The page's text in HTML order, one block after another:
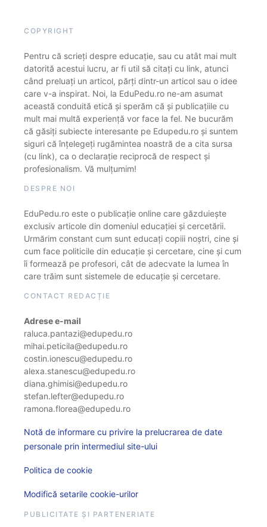
COPYRIGHT
Pentru că scrieți despre educație, sau cu atât mai mult
datorită acestui lucru, ar fi util să citați cu link, atunci
când preluați un articol, părți dintr-un articol sau o idee
care v-a inspirat. Noi, la EduPedu.ro ne-am asumat
această conduită etică și sperăm că și publicațiile cu
mult mai multă experiență vor face la fel. Ne bucurăm
că găsiți subiecte interesante pe Edupedu.ro și suntem
siguri că înțelegeți rugămintea noastră de a cita sursa
(cu link), ca o declarație reciprocă de respect și
profesionalism. Vă mulțumim!
DESPRE NOI
EduPedu.ro este o publicație online care găzduiește
exclusiv articole din domeniul educației și cercetării.
Urmărim constant cum sunt educați copiii noștri, cine și
cum face politicile din educație și cercetare, cine și cum
îi formează pe profesori, cât de adecvate la lumea în
care trăim sunt sistemele de educație și cercetare.
CONTACT REDACȚIE
Adrese e-mail
raluca.pantazi@edupedu.ro
mihai.peticila@edupedu.ro
costin.ionescu@edupedu.ro
alexa.stanescu@edupedu.ro
diana.ghimisi@edupedu.ro
stefan.lefter@edupedu.ro
ramona.florea@edupedu.ro
Notă de informare cu privire la prelucrarea de date
personale prin intermediul site-ului
Politica de cookie
Modifică setarile cookie-urilor
PUBLICITATE ȘI PARTENERIATE